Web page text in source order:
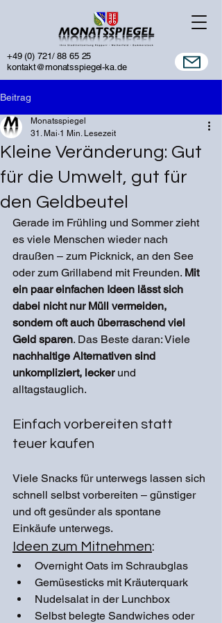
+49 (0) 721/ 88 65 25
kontakt@monatsspiegel-ka.de
Beitrag
Kleine Veränderung: Gut
für die Umwelt, gut für
den Geldbeutel
Monatsspiegel
31. Mai 1 Min. Lesezeit
Gerade im Frühling und Sommer zieht
es viele Menschen wieder nach
draußen – zum Picknick, an den See
oder zum Grillabend mit Freunden. Mit
ein paar einfachen Ideen lässt sich
dabei nicht nur Müll vermeiden,
sondern oft auch überraschend viel
Geld sparen. Das Beste daran: Viele
nachhaltige Alternativen sind
unkompliziert, lecker und
alltagstauglich.
Einfach vorbereiten statt
teuer kaufen
Viele Snacks für unterwegs lassen sich
schnell selbst vorbereiten – günstiger
und oft gesünder als spontane
Einkäufe unterwegs.
Ideen zum Mitnehmen:
Overnight Oats im Schraubglas
Gemüsesticks mit Kräuterquark
Nudelsalat in der Lunchbox
Selbst belegte Sandwiches oder